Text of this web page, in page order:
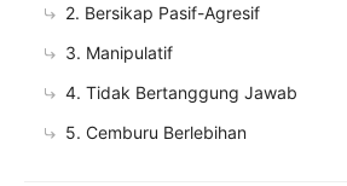
2. Bersikap Pasif-Agresif
3. Manipulatif
4. Tidak Bertanggung Jawab
5. Cemburu Berlebihan